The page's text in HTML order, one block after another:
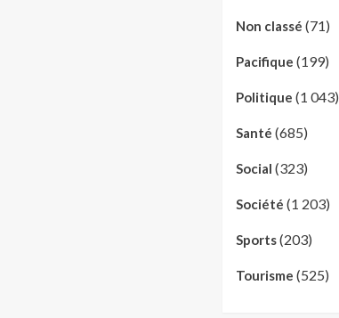
Non classé (71)
Pacifique (199)
Politique (1 043)
Santé (685)
Social (323)
Société (1 203)
Sports(203)
Tourisme (525)